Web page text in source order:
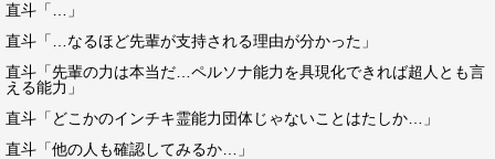
直斗「…」
直斗「…なるほど先輩が支持される理由が分かった」
直斗「先輩の力は本当だ…ペルソナ能力を具現化できれば超人とも言
える能力」
直斗「どこかのインチキ霊能力団体じゃないことはたしか…」
直斗「他の人も確認してみるか…」